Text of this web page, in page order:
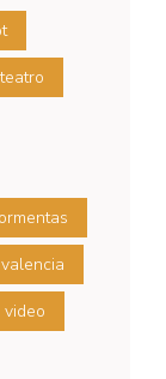
teatro
valencia
video